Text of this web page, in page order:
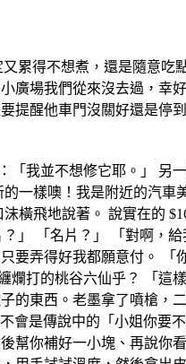
累得不想煮，還是隨意
場我們從來沒去過，幸
醒他車門沒關好還是停
我並不想修它耶。」 另
一樣噢！我是附近的汽
飛地說著。 說實在的
」 「名片？」 「對啊，
要弄得好我都願意付。
打的桃谷六仙乎？ 「這
的東西。老墨拿了噴槍，
會是傳說中的「小姐你要
你補好一小塊、再說你